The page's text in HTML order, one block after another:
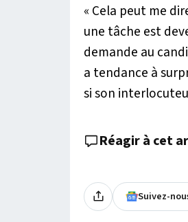
« Cela peut me
une tâche est
demande au
a tendance à
si son
Réagir à cet
Suivez-